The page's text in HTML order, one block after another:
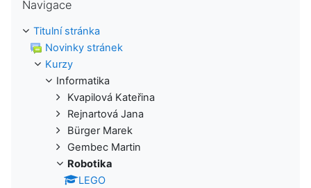
Navigace
Titulní stránka
Novinky stránek
Kurzy
Informatika
Kvapilová Kateřina
Rejnartová Jana
Bürger Marek
Gembec Martin
Robotika
LEGO